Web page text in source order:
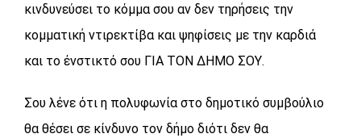
κινδυνεύσει το κόμμα σου αν δεν τηρήσεις την
κομματική ντιρεκτίβα και ψηφίσεις με την καρδιά
και το ένστικτό σου ΓΙΑ ΤΟΝ ΔΗΜΟ ΣΟΥ.
Σου λένε ότι η πολυφωνία στο δημοτικό συμβούλιο
θα θέσει σε κίνδυνο τον δήμο διότι δεν θα